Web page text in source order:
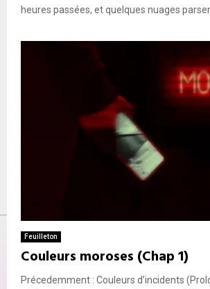
heures passées, et quelques nuages
Feuilleton
Couleurs moroses (Chap 1)
Précedemment : Couleurs d’incidents